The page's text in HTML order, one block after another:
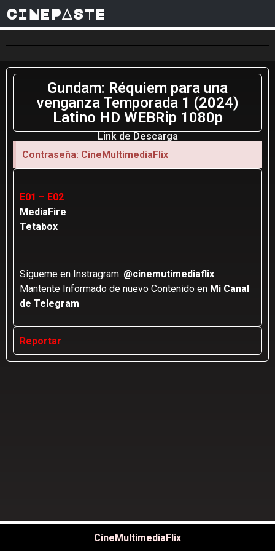
CINEPASTE
Gundam: Réquiem para una
venganza Temporada 1 (2024)
Latino HD WEBRip 1080p
Link de Descarga
Contraseña: CineMultimediaFlix
E01 – E02
MediaFire
Tetabox
Sigueme en Instragram: @cinemutimediaflix
Mantente Informado de nuevo Contenido en Mi Canal
de Telegram
Reportar
CineMultimediaFlix